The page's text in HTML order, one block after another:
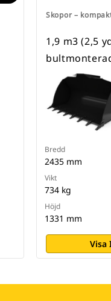
Skopor –
1,9 m3 (2,5
Bredd
2435 mm
Vikt
734 kg
Höjd
1331 mm
Visa